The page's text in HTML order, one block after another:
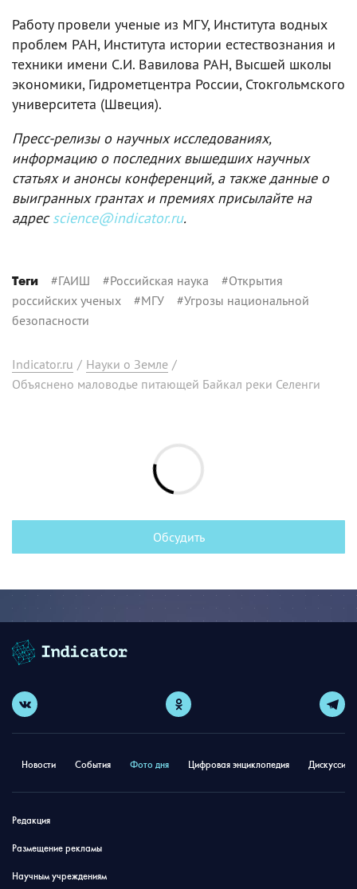
Работу провели ученые из МГУ, Института водных
проблем РАН, Института истории естествознания и
техники имени С.И. Вавилова РАН, Высшей школы
экономики, Гидрометцентра России, Стокгольмского
университета (Швеция).
Пресс-релизы о научных исследованиях,
информацию о последних вышедших научных
статьях и анонсы конференций, а также данные о
выигранных грантах и премиях присылайте на
адресscience@indicator.ru.
Теги #ГАИШ #Российская наука #Открытия
российских ученых #МГУ #Угрозы национальной
безопасности
Indicator.ru / Науки о Земле /
Объяснено маловодье питающей Байкал реки Селенги
Обсудить
Новости События Фото дня Цифровая энциклопедия
Редакция
Размещение рекламы
Научным учреждениям